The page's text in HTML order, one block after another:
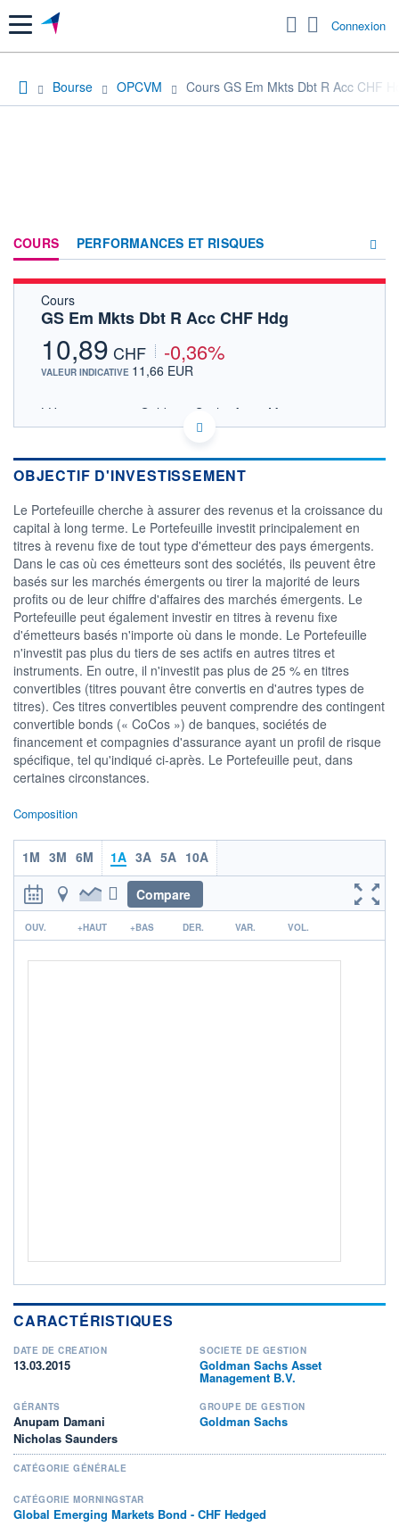
Menu Connexion
Bourse OPCVM Cours GS Em Mkts Dbt R Acc CHF
COURS PERFORMANCES ET RISQUES
Cours
GS Em Mkts Dbt R Acc CHF Hdg
10,89 CHF -0,36%
VALEUR INDICATIVE 11,66 EUR
LU1196340910 - Goldman Sachs Asset Management
B.V.
Consulter le prospectus / DIC
08/12 09/04
10,0
10,5
11,0
11,5
CATÉGORIE MORNINGSTAR
Global Emerging Markets
Bond - CHF Hedged
FONDS PARTENAIRES
TARIFS PRIVILÉGIÉS 0%
ÉLIGIBILITÉ
PEA PEA-PME BOURSOVIE LUX
BOURSOVIE
CTO BUSINESS
2 560M / 31.07.26
NOTATION MORNINGSTAR ⁽¹⁾
RISQUE DU FONDS (SRI)
3/7
OBJECTIF D'INVESTISSEMENT
Le Portefeuille cherche à assurer des revenus et la croissance du
capital à long terme. Le Portefeuille investit principalement en
titres à revenu fixe de tout type d'émetteur des pays émergents.
Dans le cas où ces émetteurs sont des sociétés, ils peuvent être
basés sur les marchés émergents ou tirer la majorité de leurs
profits ou de leur chiffre d'affaires des marchés émergents. Le
Portefeuille peut également investir en titres à revenu fixe
d'émetteurs basés n'importe où dans le monde. Le Portefeuille
n'investit pas plus du tiers de ses actifs en autres titres et
instruments. En outre, il n'investit pas plus de 25 % en titres
convertibles (titres pouvant être convertis en d'autres types de
titres). Ces titres convertibles peuvent comprendre des contingent
convertible bonds (« CoCos ») de banques, sociétés de
financement et compagnies d'assurance ayant un profil de risque
spécifique, tel qu'indiqué ci-après. Le Portefeuille peut, dans
certaines circonstances.
Composition
1M 3M 6M 1A 3A 5A 10A
Compare
r
OUV. +HAUT +BAS DER. VAR. VOL.
CARACTÉRISTIQUES
DATE DE CRÉATION
13.03.2015
SOCIÉTÉ DE GESTION
Goldman Sachs Asset
Management B.V.
GÉRANTS
Anupam Damani
Nicholas Saunders
GROUPE DE GESTION
Goldman Sachs
CATÉGORIE GÉNÉRALE
CATÉGORIE MORNINGSTAR
Global Emerging Markets Bond - CHF Hedged